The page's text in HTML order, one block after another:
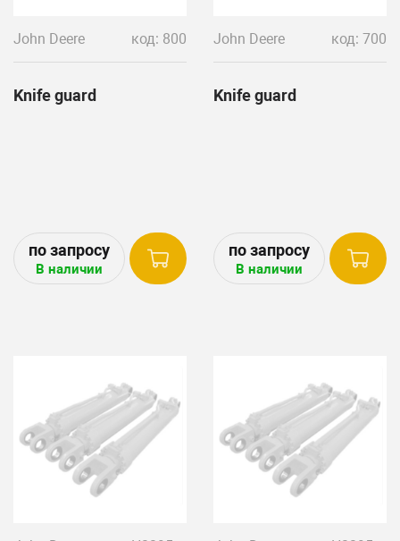
John Deere код: 800
Knife guard
В наличии
John Deere код: 700
Knife guard
В наличии